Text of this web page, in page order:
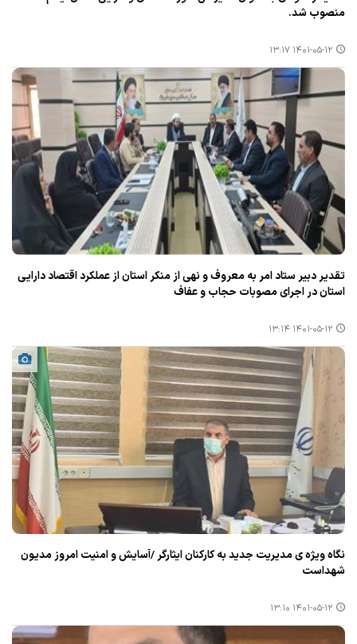
منصوب شد.
۱۴۰۱-۰۵-۱۲ ۱۳:۱۷
تقدیر دبیر ستاد امر به معروف و نهی از منكر استان از عملكرد اقتصاد دارایی
استان در اجرای مصوبات حجاب و عفاف
۱۴۰۱-۰۵-۱۲ ۱۳:۱۴
نگاه ویژه ی مدیریت جدید به كاركنان ایثارگر /آسایش و امنیت امروز مدیون
شهداست
۱۴۰۱-۰۵-۱۲ ۱۳:۱۰